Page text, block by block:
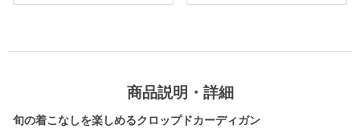
商品説明・詳細
旬の着こなしを楽しめるクロップドカーディガン